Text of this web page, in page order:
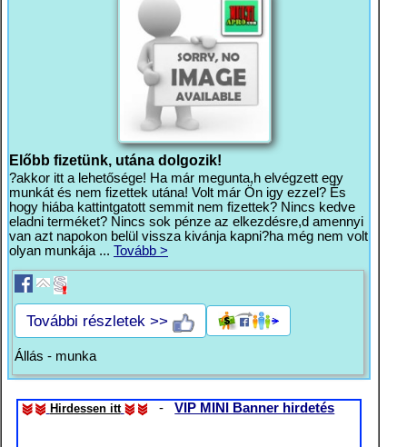
Előbb fizetünk, utána dolgozik!
?akkor itt a lehetősége! Ha már megunta,h elvégzett egy
munkát és nem fizettek utána! Volt már Ön igy ezzel? És
hogy hiába kattintgatott semmit nem fizettek? Nincs kedve
eladni terméket? Nincs sok pénze az elkezdésre,d amennyi
van azt napokon belül vissza kivánja kapni?ha még nem volt
olyan munkája ... Tovább >
További részletek >>
Állás - munka
Hirdessen itt -VIP MINI Banner hirdetés